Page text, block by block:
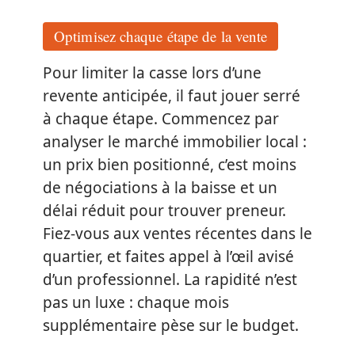
Optimisez chaque étape de la vente
Pour limiter la casse lors d’une
revente anticipée, il faut jouer serré
à chaque étape. Commencez par
analyser le marché immobilier local :
un prix bien positionné, c’est moins
de négociations à la baisse et un
délai réduit pour trouver preneur.
Fiez-vous aux ventes récentes dans le
quartier, et faites appel à l’œil avisé
d’un professionnel. La rapidité n’est
pas un luxe : chaque mois
supplémentaire pèse sur le budget.